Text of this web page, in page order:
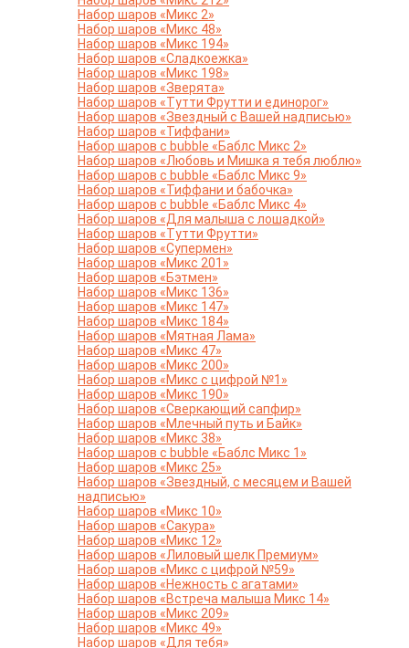
Набор шаров «Микс 2»
Набор шаров «Микс 48»
Набор шаров «Микс 194»
Набор шаров «Сладкоежка»
Набор шаров «Микс 198»
Набор шаров «Зверята»
Набор шаров «Тутти Фрутти и единорог»
Набор шаров «Звездный с Вашей надписью»
Набор шаров «Тиффани»
Набор шаров с bubble «Баблс Микс 2»
Набор шаров «Любовь и Мишка я тебя люблю»
Набор шаров с bubble «Баблс Микс 9»
Набор шаров «Тиффани и бабочка»
Набор шаров с bubble «Баблс Микс 4»
Набор шаров «Для малыша с лошадкой»
Набор шаров «Тутти Фрутти»
Набор шаров «Супермен»
Набор шаров «Микс 201»
Набор шаров «Бэтмен»
Набор шаров «Микс 136»
Набор шаров «Микс 147»
Набор шаров «Микс 184»
Набор шаров «Мятная Лама»
Набор шаров «Микс 47»
Набор шаров «Микс 200»
Набор шаров «Микс с цифрой №1»
Набор шаров «Микс 190»
Набор шаров «Сверкающий сапфир»
Набор шаров «Млечный путь и Байк»
Набор шаров «Микс 38»
Набор шаров с bubble «Баблс Микс 1»
Набор шаров «Микс 25»
Набор шаров «Звездный, с месяцем и Вашей
надписью»
Набор шаров «Микс 10»
Набор шаров «Сакура»
Набор шаров «Микс 12»
Набор шаров «Лиловый шелк Премиум»
Набор шаров «Микс с цифрой №59»
Набор шаров «Нежность с агатами»
Набор шаров «Встреча малыша Микс 14»
Набор шаров «Микс 209»
Набор шаров «Микс 49»
Набор шаров «Для тебя»